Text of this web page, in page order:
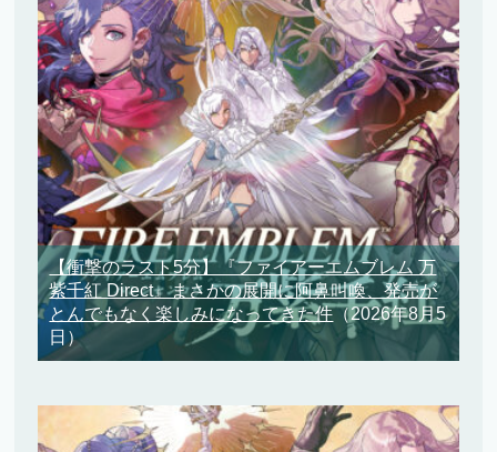
【衝撃のラスト5分】『ファイアーエムブレム 万
紫千紅 Direct』まさかの展開に阿鼻叫喚、発売が
とんでもなく楽しみになってきた件（2026年8月5
日）